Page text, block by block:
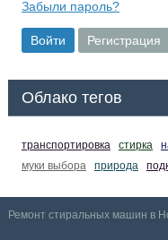
Забыли пароль?
Войти Регистрация
Облако тегов
транспортировка стирка
муки выбора природа
Ремонт стиральных машин в